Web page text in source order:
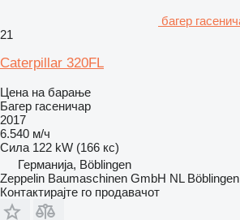
багер
21
Caterpillar 320FL
Цена на барање
Багер гасеничар
2017
6.540 м/ч
Сила 122 kW (166 кс)
Германија, Böblingen
Zeppelin Baumaschinen GmbH NL Böblingen
Контактирајте го продавачот